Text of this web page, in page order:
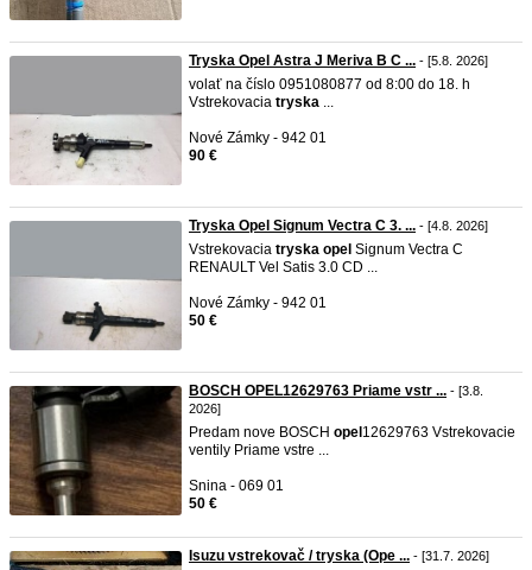
Tryska Opel Astra J Meriva B C ... - [5.8. 2026]
volať na číslo 0951080877 od 8:00 do 18. h
Vstrekovacia tryska ...
Nové Zámky - 942 01
90 €
Tryska Opel Signum Vectra C 3. ... - [4.8. 2026]
Vstrekovacia tryska opel Signum Vectra C
RENAULT Vel Satis 3.0 CD ...
Nové Zámky - 942 01
50 €
BOSCH OPEL12629763 Priame vstr ... - [3.8.
2026]
Predam nove BOSCH opel 12629763 Vstrekovacie
ventily Priame vstre ...
Snina - 069 01
50 €
Isuzu vstrekovač / tryska (Ope ... - [31.7. 2026]